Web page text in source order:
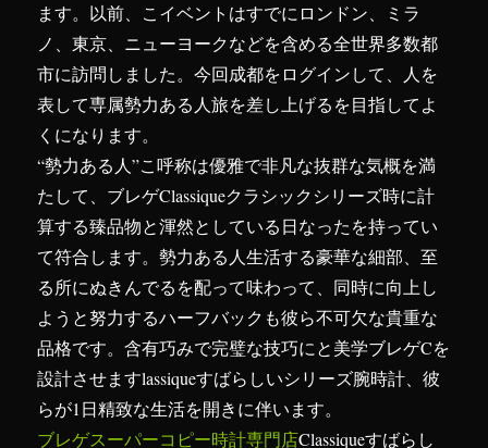
ます。以前、こイベントはすでにロンドン、ミラ
ノ、東京、ニューヨークなどを含める全世界多数都
市に訪問しました。今回成都をログインして、人を
表して専属勢力ある人旅を差し上げるを目指してよ
くになります。
“勢力ある人”こ呼称は優雅で非凡な抜群な気概を満
たして、ブレゲClassiqueクラシックシリーズ時に計
算する臻品物と渾然としている日なったを持ってい
て符合します。勢力ある人生活する豪華な細部、至
る所にぬきんでるを配って味わって、同時に向上し
ようと努力するハーフバックも彼ら不可欠な貴重な
品格です。含有巧みで完璧な技巧にと美学ブレゲCを
設計させますlassiqueすばらしいシリーズ腕時計、彼
らが1日精致な生活を開きに伴います。
ブレゲスーパーコピー時計専門店Classiqueすばらし